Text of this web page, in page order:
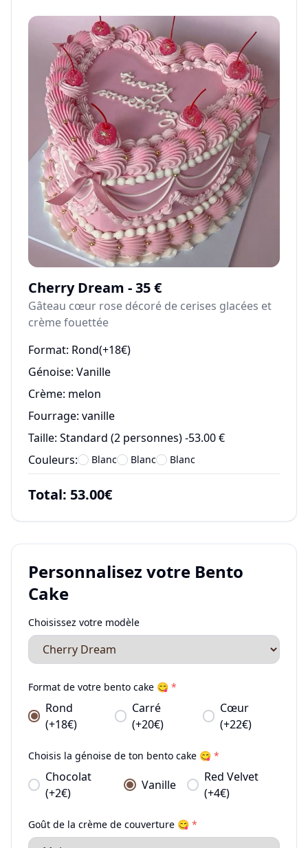
Cherry Dream - 35 €
Gâteau cœur rose décoré de cerises glacées et
crème fouettée
Format: Rond(+18€)
Génoise: Vanille
Crème: melon
Fourrage: vanille
Taille: Standard (2 personnes) -53.00 €
Couleurs:
Blanc Blanc Blanc
Total: 53.00€
Personnalisez votre Bento
Cake
Choisissez votre modèle
Format de votre bento cake 😋 *
Rond
(+18€)
Carré
(+20€)
Cœur
(+22€)
Choisis la génoise de ton bento cake 😋 *
Chocolat
(+2€)
Vanille
Red Velvet
(+4€)
Goût de la crème de couverture 😋 *